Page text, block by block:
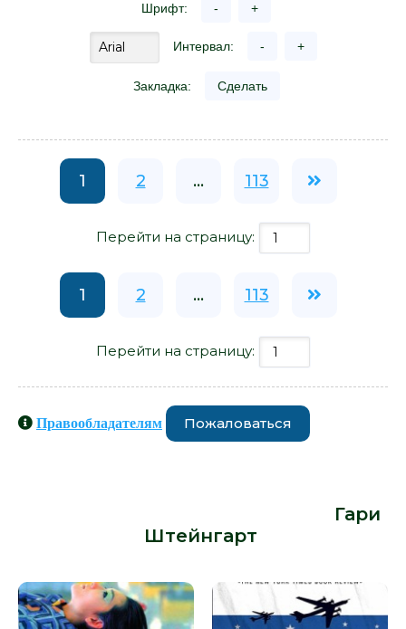
Шрифт: - +
Интервал: - +
Закладка: Сделать
1 2 ... 113
Перейти на страницу:
1 2 ... 113
Перейти на страницу:
Правообладателям Пожаловаться
Гари
Штейнгарт